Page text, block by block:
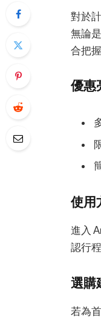
對於
無論
合把
優惠
使用
進入
認行
選購
若為